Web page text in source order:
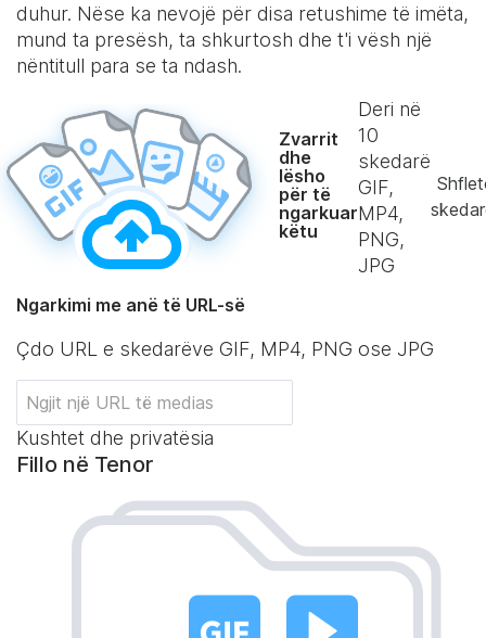
duhur. Nëse ka nevojë për disa retushime të imëta,
mund ta presësh, ta shkurtosh dhe t'i vësh një
nëntitull para se ta ndash.
Zvarrit
dhe
lësho
për të
ngarkuar
këtu
Deri në
10
skedarë
GIF,
MP4,
PNG,
JPG
Ngarkimi me anë të URL-së
Çdo URL e skedarëve GIF, MP4, PNG ose JPG
Kushtet dhe privatësia
Fillo në Tenor